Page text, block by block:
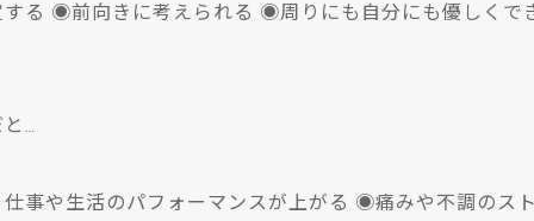
る ◉前向きに考えられる ◉周りにも自分にも優しくで
…
事や生活のパフォーマンスが上がる ◉痛みや不調のス